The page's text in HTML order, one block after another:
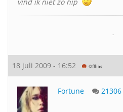
-
18 juli 2009 - 16:52
Fortune 21306